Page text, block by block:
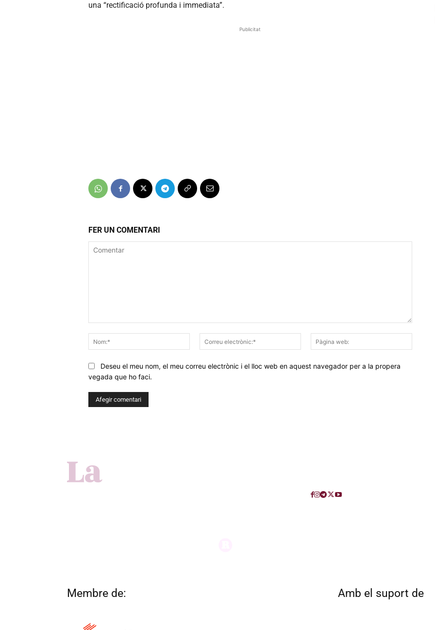
una “rectificació profunda i immediata”.
Publicitat
FER UN COMENTARI
Nom:*
Correu
electrònic:*
web:
Deseu el meu nom, el meu correu electrònic i el lloc web en aquest navegador per a la propera
vegada que ho faci.
Membre de: Amb el suport de